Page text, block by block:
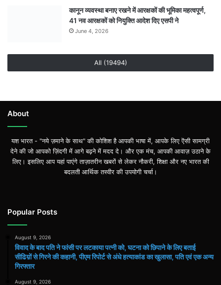
कानून व्यवस्था बनाए रखने में आरक्षकों की भूमिका महत्वपूर्ण,
41 नव आरक्षकों को नियुक्ति आदेश दिए एसपी ने
June 4, 2026
All (19494)
About
यश भारत - "नये ज़माने के साथ" की कोशिश है आपकी भाषा में, आपके लिए ऎसी सामग्री
देने की जो आपको ज़िंदगी में आगे बढ़ने में मदद दे। और एक मंच, आपकी आवाज़ उठाने के
लिए। इसलिए आप यहां पाएंगे ताज़ातरीन खबरों से लेकर नौकरी, शिक्षा और नए भारत की
बदलती आर्थिक तस्वीर की उपयोगी चर्चा।
Popular Posts
August 9, 2026
विवाद के बाद पति ने फांसी पर लटकाया पत्नी को, घटना को छिपाने के लिए बताई
सीढिय़ों से गिरने की कहानी, पीएम रिपोर्ट से अंधे हत्याकांड का खुलासा, पति एवं एक अन्य
गिरफ्तार
August 9, 2026